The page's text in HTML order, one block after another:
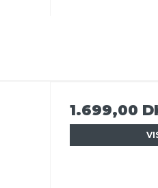
1.699,00